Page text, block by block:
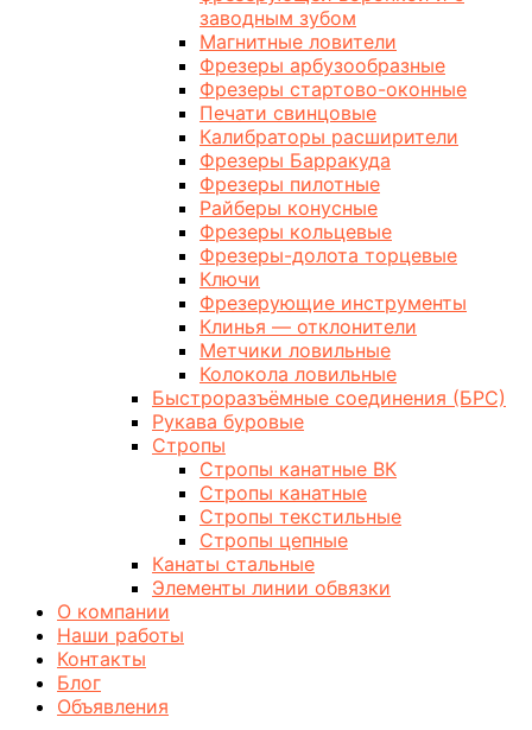
заводным зубом
Магнитные ловители
Фрезеры арбузообразные
Фрезеры стартово-оконные
Печати свинцовые
Калибраторы расширители
Фрезеры Барракуда
Фрезеры пилотные
Райберы конусные
Фрезеры кольцевые
Фрезеры-долота торцевые
Ключи
Фрезерующие инструменты
Клинья — отклонители
Метчики ловильные
Колокола ловильные
Быстроразъёмные соединения (БРС)
Рукава буровые
Стропы
Стропы канатные ВК
Стропы канатные
Стропы текстильные
Стропы цепные
Канаты стальные
Элементы линии обвязки
О компании
Наши работы
Контакты
Блог
Объявления